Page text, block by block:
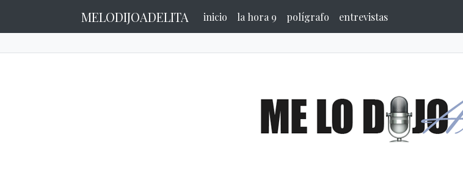
MELODIJOADELITA inicio la hora 9 polígrafo entrevistas